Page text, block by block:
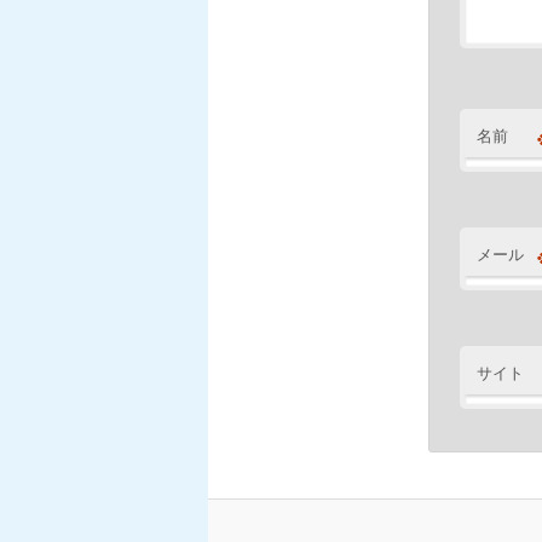
名前
メール
サイト